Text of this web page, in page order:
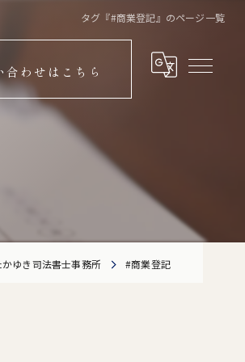
タグ『#商業登記』のページ一覧
合わせはこちら
ゆき司法書士事務所 #商業登記